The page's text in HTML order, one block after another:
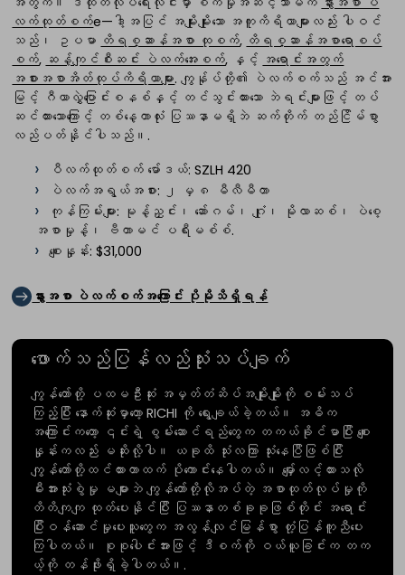
လက်ထုတ်စက်e—ဒါ့အပြင် အမျိုးမျိုးသော အကူကိရိယာများလည်း ပါဝင်
သည်၊ ဥပမာ တိရစ္ဆာန်အစာ ထုစက်, တိရစ္ဆာန်အစာရောစပ်
စက်, ဆန့်ကျင်စီးဆင်း ပဲလက်အေးစက်, နှင့် အရောင်းအတွက်
အစားအစာအိတ်ထုပ်ကိရိယာများ. ကျွန်ုပ်တို့၏ ပဲလက်စက်သည် အင်အား
မြင့် ဂီယာလွှဲပြောင်းစနစ်နှင့် တင်သွင်းထားသော ဘဲရင်းများဖြင့် တပ်
ဆင်ထားသောကြောင့် တစ်နေ့တာလုံး ပြဿနာမရှိဘဲ ဆက်တိုက် တည်ငြိမ်စွာ
လည်ပတ်နိုင်ပါသည်။.
ပီလက်ထုတ်စက် မော်ဒယ်: SZLH 420
ပဲလက်အရွယ်အစား: ၂ မှ ၈ မီလီမီတာ
ကုန်ကြမ်းများ: မုန့်ညှင်း၊ ဆော်ဂမ်၊ ဂျုံ၊ မိုလာဆစ်၊ ပဲစေ့
အစာမှုန့်၊ ဗီတာမင် ပရီးမစ်စ်.
စျေးနှုန်း: $31,000
နွားအစာ ပဲလက်စက်အကြောင်း ပိုမိုသိရှိရန်
ဖောက်သည်ပြန်လည်သုံးသပ်ချက်
ကျွန်တော်တို့ ပထမဦးဆုံး အမှတ်တံဆိပ်အမျိုးမျိုးကို စမ်းသပ်
ကြည့်ပြီး နောက်ဆုံးမှာတော့ RICHI ကို ရွေးချယ်ခဲ့တယ်။ အဓိက
အကြောင်းကတော့ ၎င်းရဲ့ စွမ်းဆောင်ရည်တွေက တကယ်ခိုင်မာပြီး စျေး
နှုန်းကလည်း မဆိုးလို့ပါ။ ယခုထိ သုံးလကြာ သုံးနေပြီဖြစ်ပြီး
ကျွန်တော်တို့ထင်ထားတာထက် ပိုကောင်းနေပါတယ်။ မျှော်လင့်ထားသလို
မီးအားသုံးစွဲမှု မများဘဲ ကျွန်တော်တို့လိုအပ်တဲ့ အစာထုတ်လုပ်မှုကို
တိတိကျကျ ထုတ်ပေးနိုင်ပြီး ပြဿနာတစ်ခုခုဖြစ်တိုင်း အရောင်း
ပြီးဝန်ဆောင်မှုပေးသူတွေက အလွန်လျင်မြန်စွာ တုံ့ပြန်ကူညီပေး
ကြပါတယ်။ စုစုပေါင်းအားဖြင့် ဒီစက်ကို ဝယ်ယူခြင်းက တက
ယ့်ကို တန်ဖိုးရှိခဲ့ပါတယ်။.